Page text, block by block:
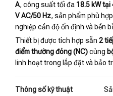
A, công suất tối đa 18.5 kW tại
V AC/50 Hz, sản phẩm phù
nghiệp cần độ ổn định và bền
Thiết bị được tích hợp sẵn 2
điểm thường đóng (NC)cùng
linh hoạt trong lắp đặt và bảo
Thông số kỹ thuật